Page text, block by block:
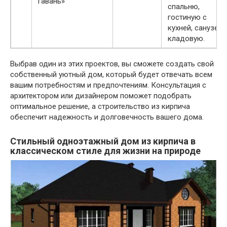
спальню,
гостиную с
кухней, санузел
кладовую.
Выбрав один из этих проектов, вы сможете создать свой
собственный уютный дом, который будет отвечать всем
вашим потребностям и предпочтениям. Консультация с
архитектором или дизайнером поможет подобрать
оптимальное решение, а строительство из кирпича
обеспечит надежность и долговечность вашего дома.
Стильный одноэтажный дом из кирпича в
классическом стиле для жизни на природе